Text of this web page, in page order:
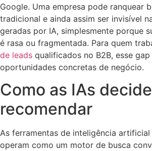
Google. Uma empresa pode ranquear
tradicional e ainda assim ser invisível
geradas por IA, simplesmente porque
é rasa ou fragmentada. Para quem
de leads qualificados no B2B, esse
oportunidades concretas de negócio.
Como as IAs
recomendar
As ferramentas de inteligência
operam como um motor de busca